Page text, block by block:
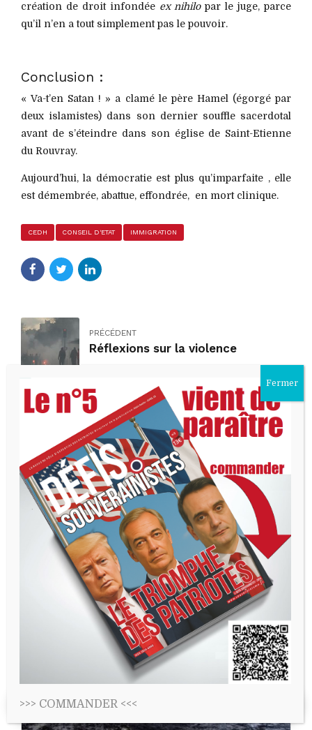
création de droit infondée ex nihilopar le juge, parce
qu’il n’en a tout simplement pas le pouvoir.
Conclusion :
« Va-t’en Satan ! » a clamé le père Hamel (égorgé par
deux islamistes) dans son dernier souffle sacerdotal
avant de s’éteindre dans son église de Saint-Etienne
du Rouvray.
Aujourd’hui, la démocratie est plus qu’imparfaite , elle
est démembrée, abattue, effondrée, en mort clinique.
CEDH CONSEIL D'ETAT IMMIGRATION
PRÉCÉDENT
Réflexions sur la violence
SUIVANT
Sur la libéralisation du rail
>>> COMMANDER <<<